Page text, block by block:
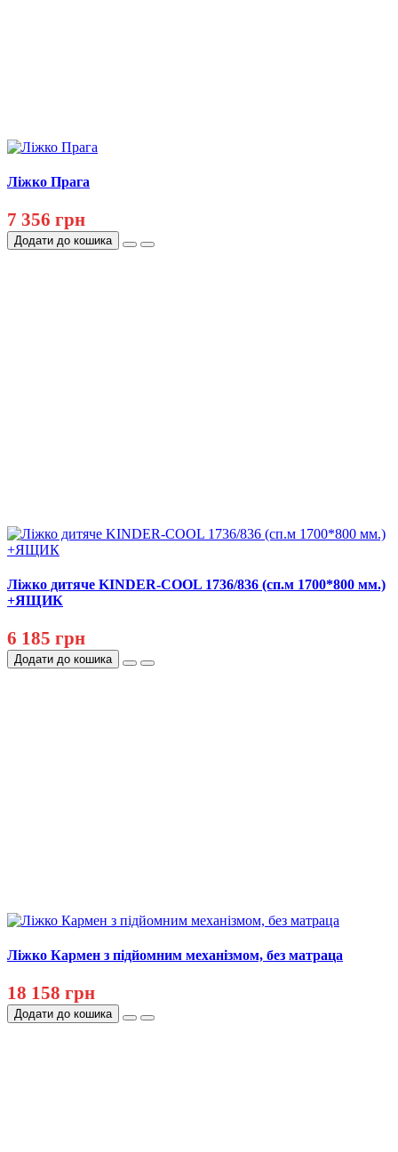
Ліжко Прага
7 356 грн
Додати до кошика
Ліжко дитяче KINDER-COOL 1736/836 (сп.м 1700*800 мм.)
+ЯЩИК
6 185 грн
Додати до кошика
Ліжко Кармен з підйомним механізмом, без матраца
18 158 грн
Додати до кошика